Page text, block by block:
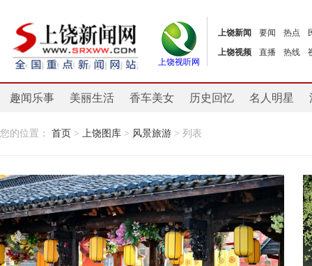
上饶视听网
上饶新闻 要闻 热点
上饶视频
直播 热线
趣闻乐事 美丽生活 香车美女 历史回忆 名人明星
您的位置： 首页 > 上饶图库 > 风景旅游 > 列表